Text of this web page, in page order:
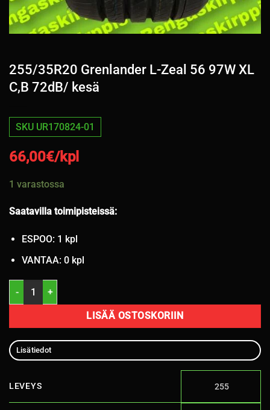
255/35R20 Grenlander L-Zeal 56 97W XL
C,B 72dB/ kesä
SKU UR170824-01
66,00€/kpl
1 varastossa
Saatavilla toimipisteissä:
ESPOO: 1 kpl
VANTAA: 0 kpl
255/35R20 Grenlander L-Zeal 56 97W XL C,B 72dB/ kesä määrä
LISÄÄ OSTOSKORIIN
Lisätiedot
LEVEYS 255